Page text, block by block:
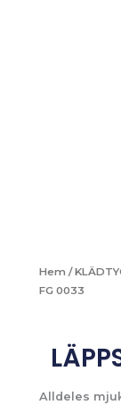
Hem /
FG 0033
Alldeles